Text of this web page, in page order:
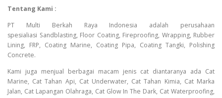
Tentang Kami :
PT Multi Berkah Raya Indonesia adalah perusahaan
spesialiasi Sandblasting, Floor Coating, Fireproofing, Wrapping, Rubber
Lining, FRP, Coating Marine, Coating Pipa, Coating Tangki, Polishing
Concrete.
Kami juga menjual berbagai macam jenis cat diantaranya ada Cat
Marine, Cat Tahan Api, Cat Underwater, Cat Tahan Kimia, Cat Marka
Jalan, Cat Lapangan Olahraga, Cat Glow In The Dark, Cat Waterproofing,